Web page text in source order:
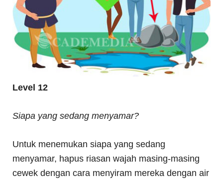
Level 12
Siapa yang sedang menyamar?
Untuk menemukan siapa yang sedang
menyamar, hapus riasan wajah masing-masing
cewek dengan cara menyiram mereka dengan air